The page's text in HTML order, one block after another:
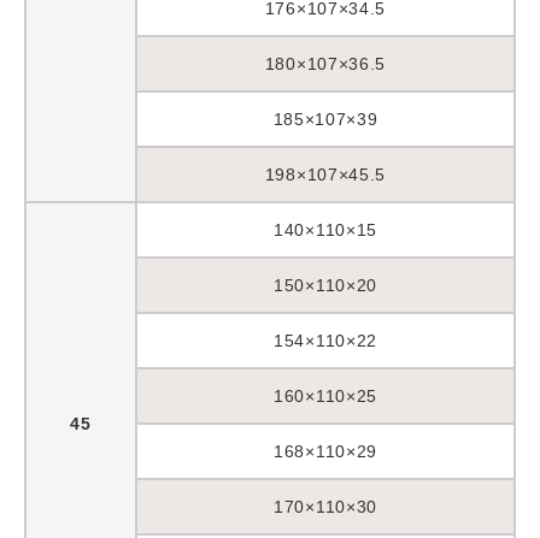
176×107×34.5
180×107×36.5
185×107×39
198×107×45.5
45
140×110×15
150×110×20
154×110×22
160×110×25
168×110×29
170×110×30